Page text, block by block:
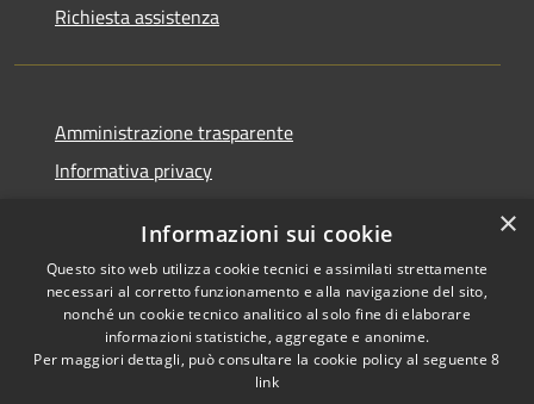
Richiesta assistenza
Amministrazione trasparente
Informativa privacy
Dichiarazione di accessibilità
RSS
Copyright © 2026 • Comune di
×
Informazioni sui cookie
Questo sito web utilizza cookie tecnici e assimilati strettamente
necessari al corretto funzionamento e alla navigazione del sito,
nonché un cookie tecnico analitico al solo fine di elaborare
informazioni statistiche, aggregate e anonime.
Per maggiori dettagli, può consultare la cookie policy al seguente8
link